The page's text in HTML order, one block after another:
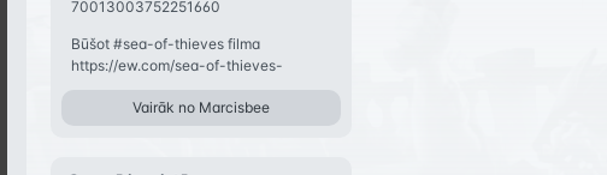
70013003752251660
Būšot #sea-of-thieves filma
https://ew.com/sea-of-thieves-
Vairāk no Marcisbee